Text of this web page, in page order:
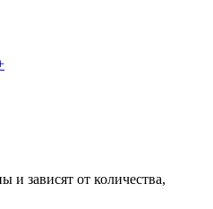
зависят от количества,